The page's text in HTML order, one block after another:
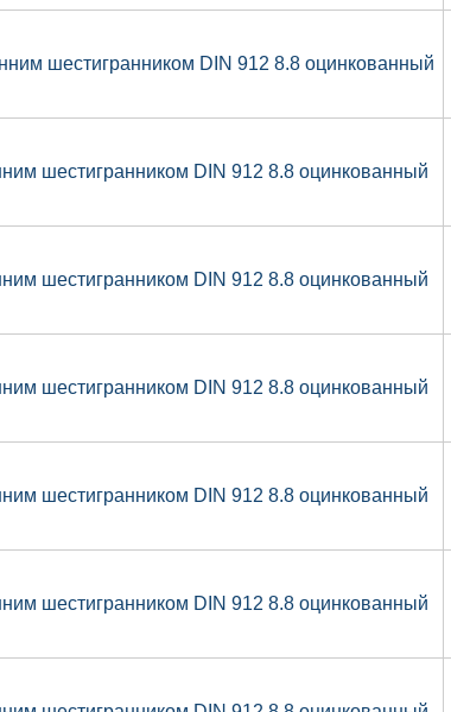
шестигранником DIN 912 8.8 оцинкованный
шестигранником DIN 912 8.8 оцинкованный
шестигранником DIN 912 8.8 оцинкованный
шестигранником DIN 912 8.8 оцинкованный
шестигранником DIN 912 8.8 оцинкованный
шестигранником DIN 912 8.8 оцинкованный